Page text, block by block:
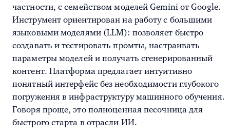
частности, с семейством моделей Gemini от Google.
Инструмент ориентирован на работу с большими
языковыми моделями (LLM): позволяет быстро
создавать и тестировать промты, настраивать
параметры моделей и получать сгенерированный
контент. Платформа предлагает интуитивно
понятный интерфейс без необходимости глубокого
погружения в инфраструктуру машинного обучения.
Говоря проще, это полноценная песочница для
быстрого старта в отрасли ИИ.